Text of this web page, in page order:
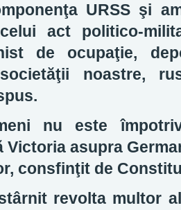
URSS şi
act politico-
de ocupaţie,
noastre,
nu este
Victoria asupra
consfinţit de
revolta multor